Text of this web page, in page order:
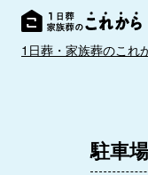
1日葬・家族葬のこれ
駐車